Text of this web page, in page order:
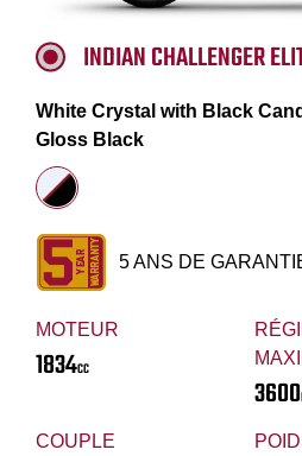
MOTEUR
1834CC
3600
COUPLE
INDIAN CHALLENGER
White Crystal with Black
Gloss Black
5 ANS DE